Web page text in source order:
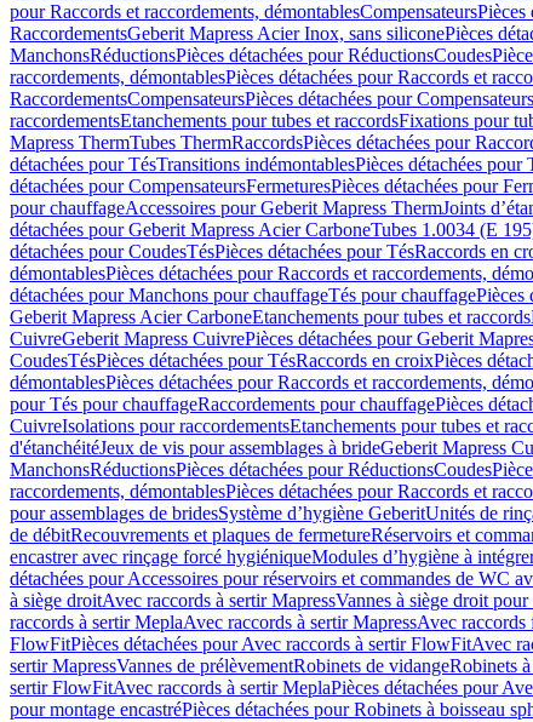
pour Raccords et raccordements, démontablesCompensateursPièces
RaccordementsGeberit Mapress Acier Inox, sans siliconePièces
ManchonsRéductionsPièces détachées pour RéductionsCoudes
raccordements, démontablesPièces détachées pour Raccords et
RaccordementsCompensateursPièces détachées pour Compensateurs
raccordementsEtanchements pour tubes et raccordsFixations pour
Mapress ThermTubes ThermRaccordsPièces détachées pour
détachées pour TésTransitions indémontablesPièces détachées pour
détachées pour CompensateursFermeturesPièces détachées pour
pour chauffageAccessoires pour Geberit Mapress ThermJoints
détachées pour Geberit Mapress Acier CarboneTubes 1.0034 (E
détachées pour CoudesTésPièces détachées pour TésRaccords en
démontablesPièces détachées pour Raccords et raccordements,
détachées pour Manchons pour chauffageTés pour chauffagePièces
Geberit Mapress Acier CarboneEtanchements pour tubes et raccords
CuivreGeberit Mapress CuivrePièces détachées pour Geberit
CoudesTésPièces détachées pour TésRaccords en croixPièces
démontablesPièces détachées pour Raccords et raccordements,
pour Tés pour chauffageRaccordements pour chauffagePièces
CuivreIsolations pour raccordementsEtanchements pour tubes et
d'étanchéitéJeux de vis pour assemblages à brideGeberit Mapress
ManchonsRéductionsPièces détachées pour RéductionsCoudes
raccordements, démontablesPièces détachées pour Raccords et
pour assemblages de bridesSystème d’hygiène GeberitUnités de
de débitRecouvrements et plaques de fermetureRéservoirs et
encastrer avec rinçage forcé hygiéniqueModules d’hygiène à
détachées pour Accessoires pour réservoirs et commandes de WC
à siège droitAvec raccords à sertir MapressVannes à siège droit pour
raccords à sertir MeplaAvec raccords à sertir MapressAvec raccords
FlowFitPièces détachées pour Avec raccords à sertir FlowFitAvec
sertir MapressVannes de prélèvementRobinets de vidangeRobinets
sertir FlowFitAvec raccords à sertir MeplaPièces détachées pour
pour montage encastréPièces détachées pour Robinets à boisseau